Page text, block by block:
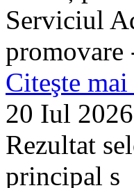
Serviciul
promovare
Citeşte
20 Iul 2026
Rezultat
principal s